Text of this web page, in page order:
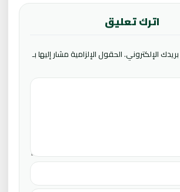
اترك تعليق
الإلكتروني.الحقول الإلزامية مشار إليها بـ